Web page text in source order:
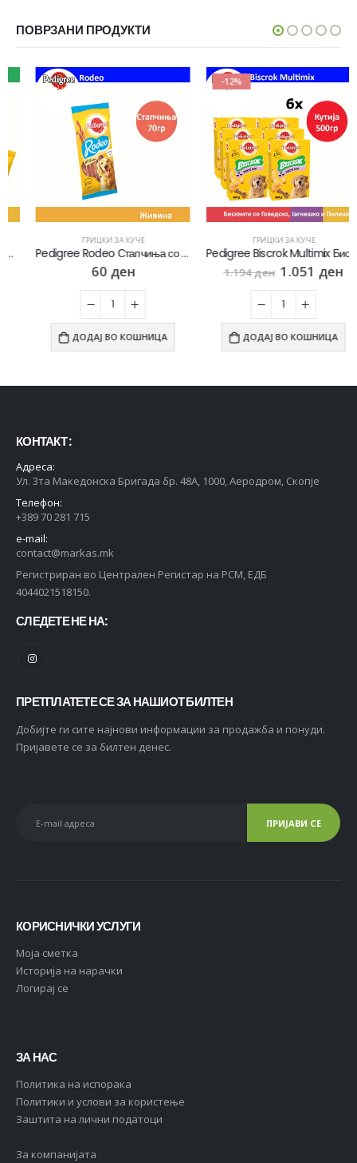
ПОВРЗАНИ ПРОДУКТИ
ГРИЦКИ ЗА КУЧЕ
Pedigree Rodeo Стапчиња со вкус на Говедско [Кесичка 70гр]
ден
ДОДАЈ ВО КОШНИЦА
-12%
ГРИЦКИ ЗА КУЧЕ
Pedigree Biscrok Multimix Бисквити со вкус на Говедско, Пилешко, Јагнешко [сет 6х Кутија 500гр]
1.194ден 1.051ден
ДОДАЈ ВО КОШНИЦА
КОНТАКТ :
Адреса:
Ул. 3та Македонска Бригада бр. 48А, 1000, Аеродром, Скопје
Телефон:
+389 70 281 715
e-mail:
contact@markas.mk
Регистриран во Централен Регистар на РСМ, ЕДБ
4044021518150.
СЛЕДЕТЕ НЕ НА:
ПРЕТПЛАТЕТЕ СЕ ЗА НАШИОТ БИЛТЕН
Добијте ги сите најнови информации за продажба и понуди.
Пријавете се за билтен денес.
КОРИСНИЧКИ УСЛУГИ
Moja сметка
Историја на нарачки
Логирај се
ЗА НАС
Политика на испорака
Политики и услови за користење
Заштита на лични податоци
За компанијата